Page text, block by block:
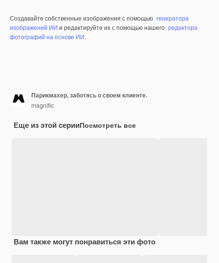
Создавайте собственные изображения с помощью генератора
изображений ИИ и редактируйте их с помощью нашего редактора
фотографий на основе ИИ.
Парикмахер, заботясь о своем клиенте.
magnific
Еще из этой серииПосмотреть все
Вам также могут понравиться эти фото